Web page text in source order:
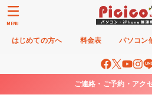
はじめての方へ 料金表 パソコン
MENU
ご連絡・ご予約・アク